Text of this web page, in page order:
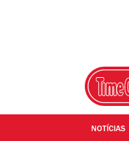
NOTÍCIAS